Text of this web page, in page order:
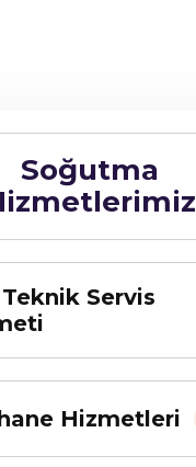
Soğutma
Servis
Hizmetleri